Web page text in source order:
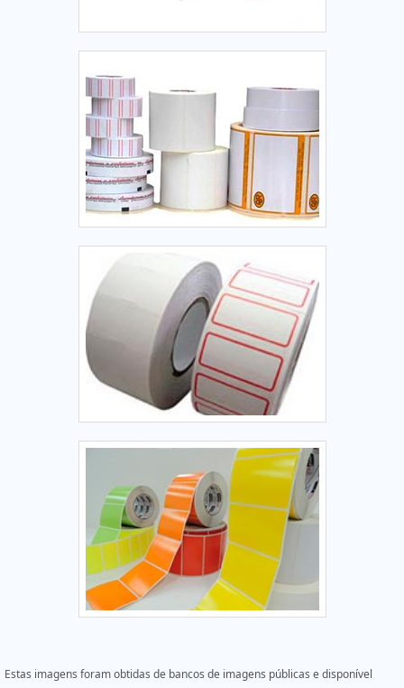
Estas imagens foram obtidas de bancos de imagens públicas e disponível